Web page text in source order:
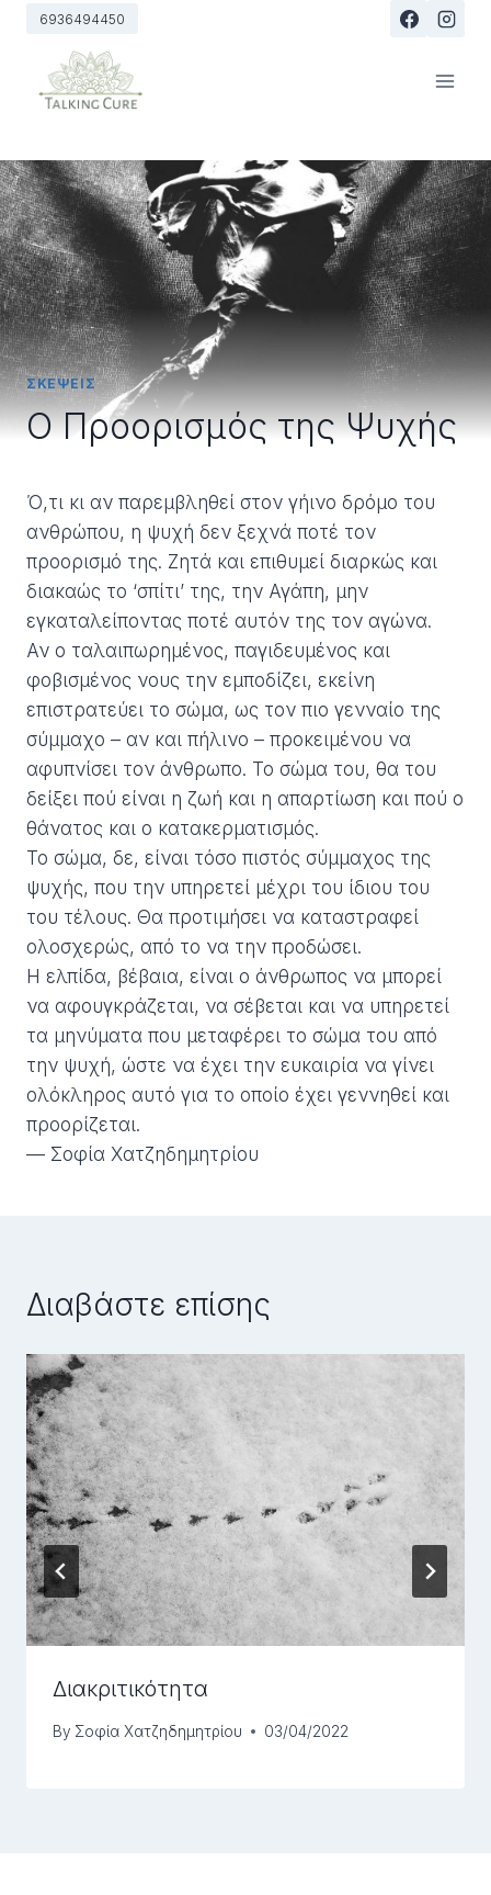
content
6936494450
ΣΚΕΨΕΙΣ
Ο Προορισμός της Ψυχής
Ό,τι κι αν παρεμβληθεί στον γήινο δρόμο του
ανθρώπου, η ψυχή δεν ξεχνά ποτέ τον
προορισμό της. Ζητά και επιθυμεί διαρκώς και
διακαώς το ‘σπίτι’ της, την Αγάπη, μην
εγκαταλείποντας ποτέ αυτόν της τον αγώνα.
Αν ο ταλαιπωρημένος, παγιδευμένος και
φοβισμένος νους την εμποδίζει, εκείνη
επιστρατεύει το σώμα, ως τον πιο γενναίο της
σύμμαχο – αν και πήλινο – προκειμένου να
αφυπνίσει τον άνθρωπο. Το σώμα του, θα του
δείξει πού είναι η ζωή και η απαρτίωση και πού ο
θάνατος και ο κατακερματισμός.
Το σώμα, δε, είναι τόσο πιστός σύμμαχος της
ψυχής, που την υπηρετεί μέχρι του ίδιου του
του τέλους. Θα προτιμήσει να καταστραφεί
ολοσχερώς, από το να την προδώσει.
Η ελπίδα, βέβαια, είναι ο άνθρωπος να μπορεί
να αφουγκράζεται, να σέβεται και να υπηρετεί
τα μηνύματα που μεταφέρει το σώμα του από
την ψυχή, ώστε να έχει την ευκαιρία να γίνει
ολόκληρος αυτό για το οποίο έχει γεννηθεί και
προορίζεται.
— Σοφία Χατζηδημητρίου
Διαβάστε επίσης
Διακριτικότητα
By Σοφία Χατζηδημητρίου 03/04/2022